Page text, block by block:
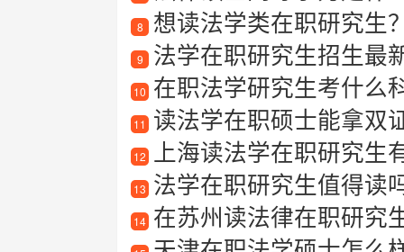
8 想读法学类在职研究生？
9 法学在职研究生招生最新
10 在职法学研究生考什么
11 读法学在职硕士能拿双
12 上海读法学在职研究生有哪
13 法学在职研究生值得读
14 在苏州读法律在职研究